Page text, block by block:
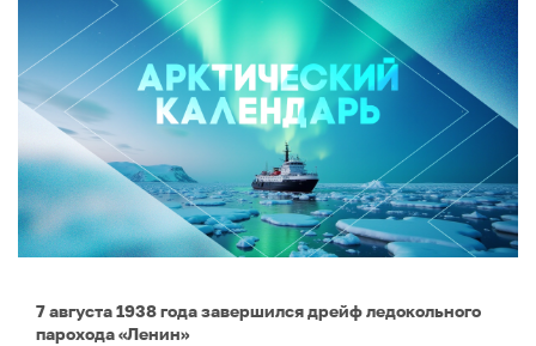
7 августа 1938 года завершился дрейф ледокольного
парохода «Ленин»